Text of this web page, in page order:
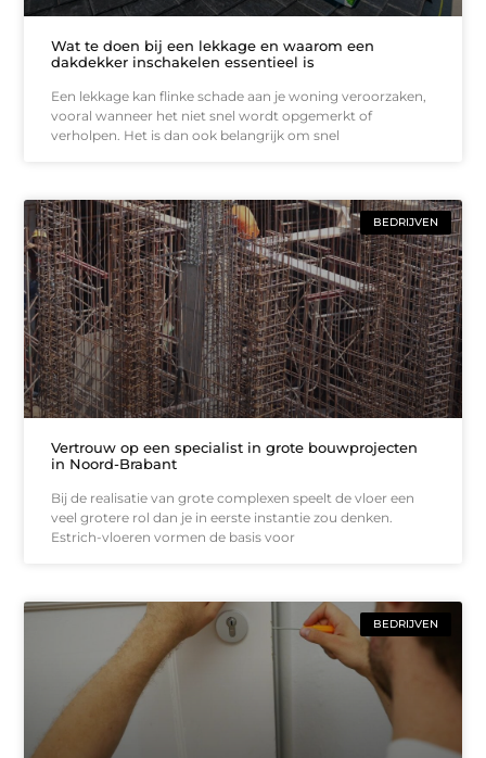
Wat te doen bij een lekkage en waarom een
dakdekker inschakelen essentieel is
Een lekkage kan flinke schade aan je woning veroorzaken,
vooral wanneer het niet snel wordt opgemerkt of
verholpen. Het is dan ook belangrijk om snel
BEDRIJVEN
Vertrouw op een specialist in grote bouwprojecten
in Noord-Brabant
Bij de realisatie van grote complexen speelt de vloer een
veel grotere rol dan je in eerste instantie zou denken.
Estrich-vloeren vormen de basis voor
BEDRIJVEN